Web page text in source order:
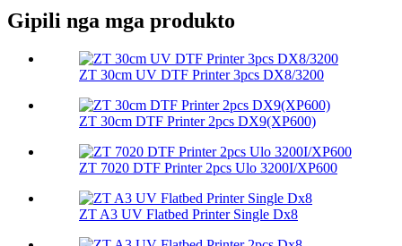
Gipili nga mga produkto
ZT 30cm UV DTF Printer 3pcs DX8/3200
ZT 30cm DTF Printer 2pcs DX9(XP600)
ZT 7020 DTF Printer 2pcs Ulo 3200I/XP600
ZT A3 UV Flatbed Printer Single Dx8